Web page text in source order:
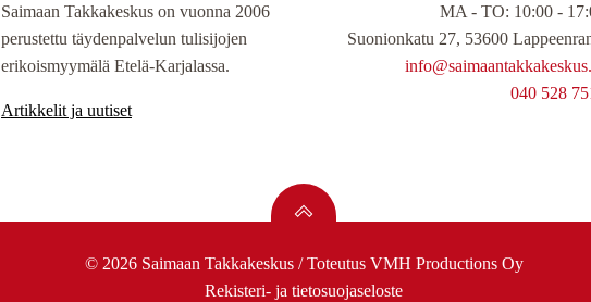
Saimaan Takkakeskus on vuonna 2006
perustettu täydenpalvelun tulisijojen
erikoismyymälä Etelä-Karjalassa.
Artikkelit ja uutiset
MA - TO: 10:00 -
Suonionkatu 27, 53600
040 528
© 2026 Saimaan Takkakeskus / Toteutus VMH Productions Oy
Rekisteri- ja tietosuojaseloste